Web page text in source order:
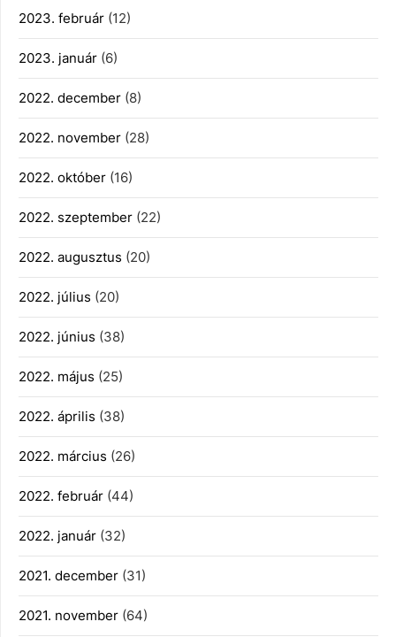
2023. február (12)
2023. január (6)
2022. december (8)
2022. november (28)
2022. október (16)
2022. szeptember (22)
2022. augusztus (20)
2022. július (20)
2022. június (38)
2022. május (25)
2022. április (38)
2022. március (26)
2022. február (44)
2022. január (32)
2021. december (31)
2021. november (64)